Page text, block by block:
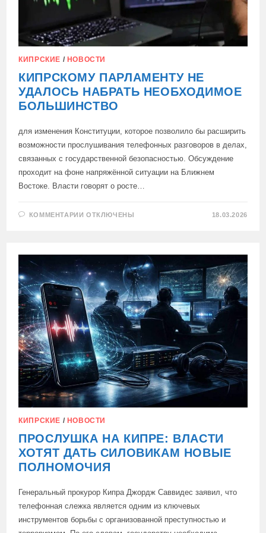
КИПРСКИЕ / НОВОСТИ
КИПРСКОМУ ПАРЛАМЕНТУ НЕ
УДАЛОСЬ НАБРАТЬ НЕОБХОДИМОЕ
БОЛЬШИНСТВО
для изменения Конституции, которое позволило бы расширить
возможности прослушивания телефонных разговоров в делах,
связанных с государственной безопасностью. Обсуждение
проходит на фоне напряжённой ситуации на Ближнем
Востоке. Власти говорят о росте…
КОММЕНТАРИИ К
УДАЛОСЬ
НАБРАТЬ
НЕОБХОДИМОЕ
БОЛЬШИНСТВО
ОТКЛЮЧЕНЫ 18.03.2026
КИПРСКИЕ / НОВОСТИ
ПРОСЛУШКА НА КИПРЕ: ВЛАСТИ
ХОТЯТ ДАТЬ СИЛОВИКАМ НОВЫЕ
ПОЛНОМОЧИЯ
Генеральный прокурор Кипра Джордж Саввидес заявил, что
телефонная слежка является одним из ключевых
инструментов борьбы с организованной преступностью и